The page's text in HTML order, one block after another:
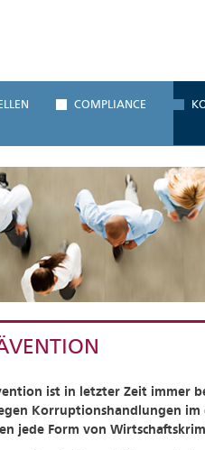
COMPLIANCE
ist in letzter Zeit immer
Korruptionshandlungen im
jede Form von